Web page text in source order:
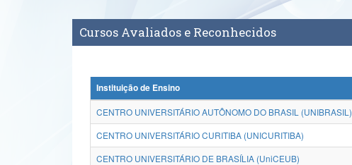
Cursos Avaliados e Reconhecidos
Instituição de Ensino
CENTRO UNIVERSITÁRIO AUTÔNOMO DO BRASIL (UNIBRASIL)
CENTRO UNIVERSITÁRIO CURITIBA (UNICURITIBA)
CENTRO UNIVERSITÁRIO DE BRASÍLIA (UniCEUB)